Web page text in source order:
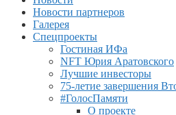
Новости партнеров
Галерея
Спецпроекты
Гостиная ИФа
NFT Юрия Аратовского
Лучшие инвесторы
75-летие завершения
#ГолосПамяти
О проекте